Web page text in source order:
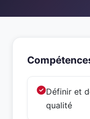
Définir et
qualité